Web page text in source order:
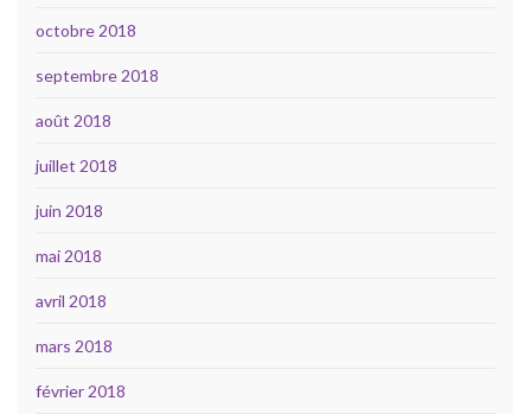
octobre 2018
septembre 2018
août 2018
juillet 2018
juin 2018
mai 2018
avril 2018
mars 2018
février 2018